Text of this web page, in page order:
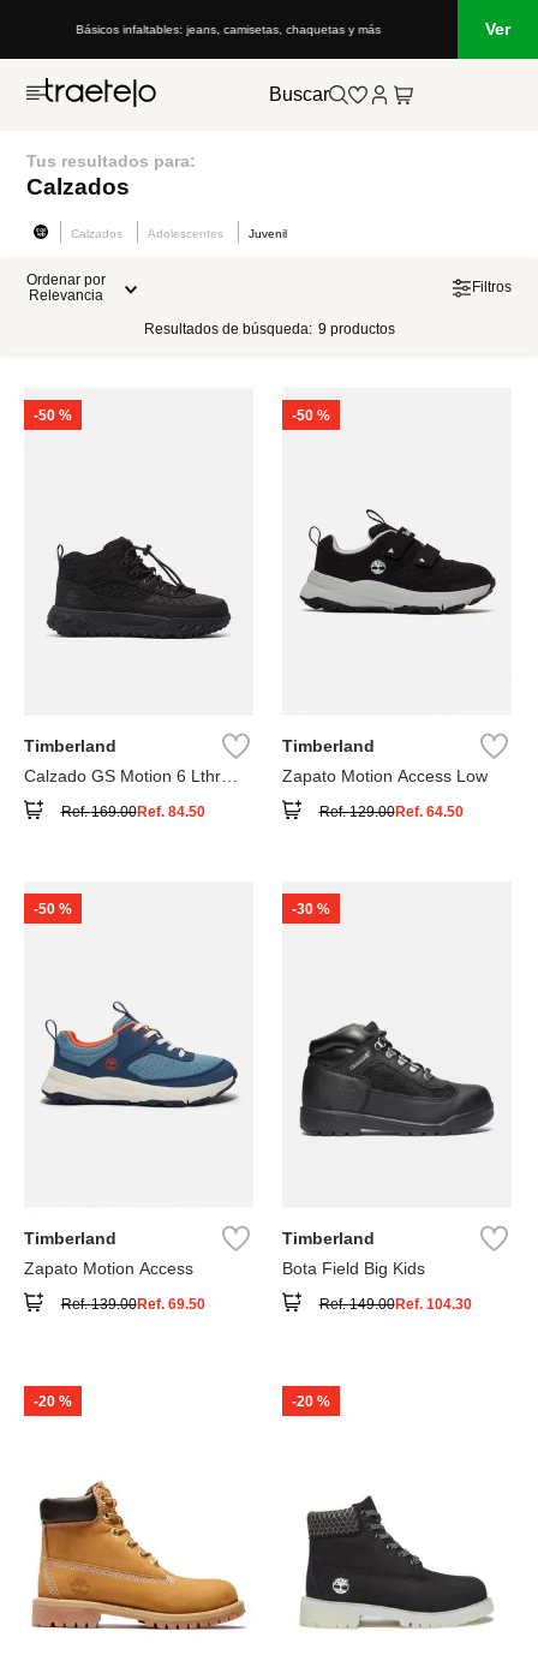
Básicos infaltables: jeans, camisetas, chaquetas y más Ver
Buscar
Tus resultados para:
Calzados
Calzados Adolescentes Juvenil
Ordenar por
Relevancia
Filtros
Resultados de búsqueda: 9 productos
-50 %
Timberland
Calzado GS Motion 6 Lthr
Ref.169.00Ref. 84.50
-50 %
Timberland
Zapato Motion Access Low
Ref.129.00Ref. 64.50
-50 %
Timberland
Zapato Motion Access
Ref.139.00Ref. 69.50
-30 %
Timberland
Bota Field Big Kids
Ref.149.00Ref. 104.30
-20 % -20 %